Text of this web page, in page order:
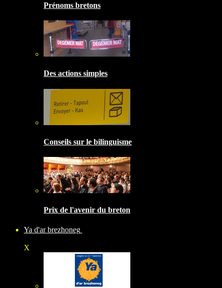
Prénoms bretons
Des actions simples
Conseils sur le bilinguisme
Prix de l'avenir du breton
Ya d'ar brezhoneg
X